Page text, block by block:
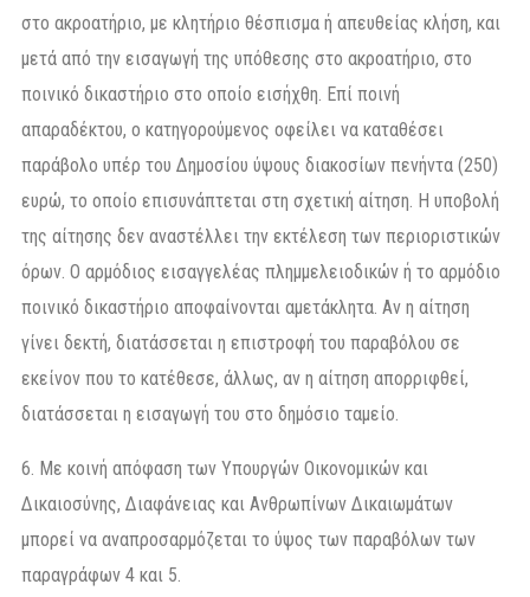
στο ακροατήριο, με κλητήριο θέσπισμα ή απευθείας κλήση, και
μετά από την εισαγωγή της υπόθεσης στο ακροατήριο, στο
ποινικό δικαστήριο στο οποίο εισήχθη. Επί ποινή
απαραδέκτου, ο κατηγορούμενος οφείλει να καταθέσει
παράβολο υπέρ του Δημοσίου ύψους διακοσίων πενήντα (250)
ευρώ, το οποίο επισυνάπτεται στη σχετική αίτηση. Η υποβολή
της αίτησης δεν αναστέλλει την εκτέλεση των περιοριστικών
όρων. Ο αρμόδιος εισαγγελέας πλημμελειοδικών ή το αρμόδιο
ποινικό δικαστήριο αποφαίνονται αμετάκλητα. Αν η αίτηση
γίνει δεκτή, διατάσσεται η επιστροφή του παραβόλου σε
εκείνον που το κατέθεσε, άλλως, αν η αίτηση απορριφθεί,
διατάσσεται η εισαγωγή του στο δημόσιο ταμείο.
6. Με κοινή απόφαση των Υπουργών Οικονομικών και
Δικαιοσύνης, Διαφάνειας και Ανθρωπίνων Δικαιωμάτων
μπορεί να αναπροσαρμόζεται το ύψος των παραβόλων των
παραγράφων 4 και 5.